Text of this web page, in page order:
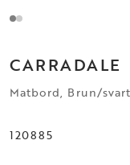
CARRADALE
Matbord, Brun/
120885